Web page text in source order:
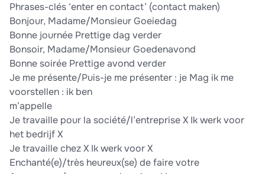
Phrases-clés ‘enter en contact’ (contact maken)
Bonjour, Madame/Monsieur Goeiedag
Bonne journée Prettige dag verder
Bonsoir, Madame/Monsieur Goedenavond
Bonne soirée Prettige avond verder
Je me présente/Puis-je me présenter : je Mag ik me
voorstellen : ik ben
m’appelle
Je travaille pour la société/l’entreprise X Ik werk voor
het bedrijf X
Je travaille chez X Ik werk voor X
Enchanté(e)/très heureux(se) de faire votre